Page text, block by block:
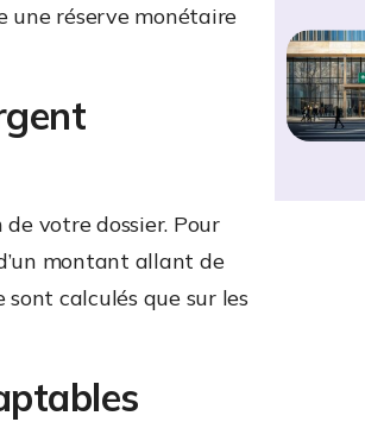
une réserve monétaire
votre dossier. Pour
montant allant de
sont calculés que sur les